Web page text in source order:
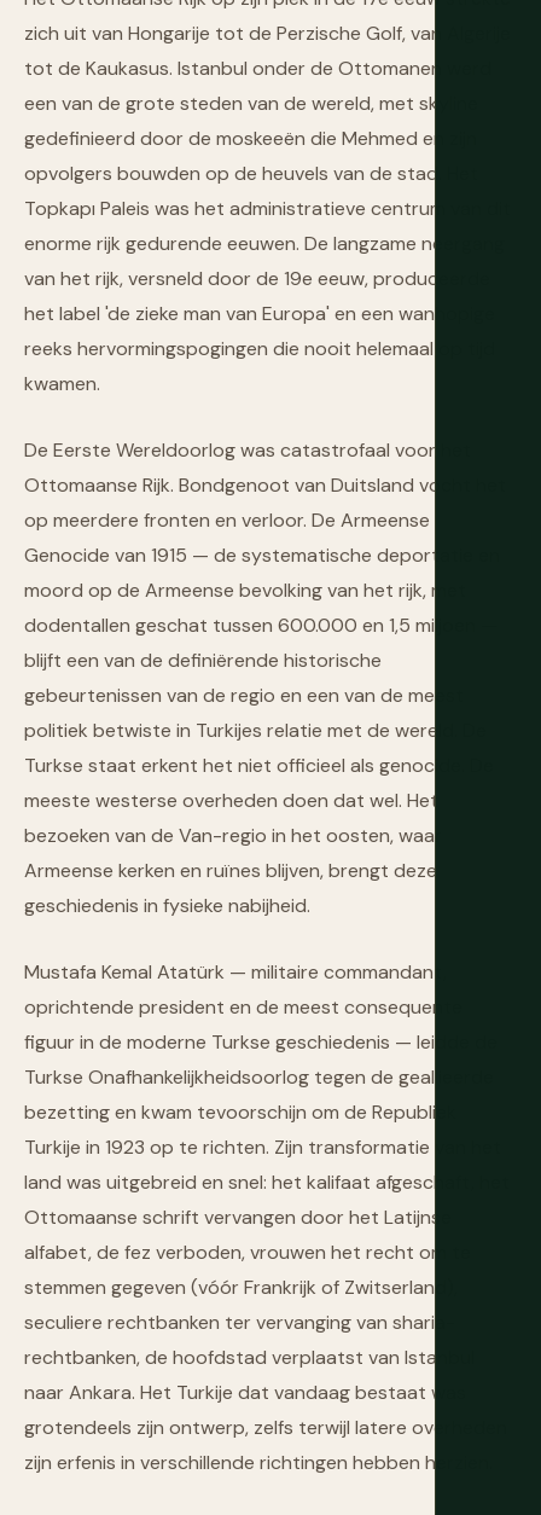
zich uit van Hongarije tot de Perzische Golf, van Algerije
tot de Kaukasus. Istanbul onder de Ottomanen werd
een van de grote steden van de wereld, met skyline
gedefinieerd door de moskeeën die Mehmed en zijn
opvolgers bouwden op de heuvels van de stad. Het
Topkapı Paleis was het administratieve centrum van dit
enorme rijk gedurende eeuwen. De langzame neergang
van het rijk, versneld door de 19e eeuw, produceerde
het label 'de zieke man van Europa' en een wanhopige
reeks hervormingspogingen die nooit helemaal op tijd
kwamen.
De Eerste Wereldoorlog was catastrofaal voor het
Ottomaanse Rijk. Bondgenoot van Duitsland vocht het
op meerdere fronten en verloor. De Armeense
Genocide van 1915 — de systematische deportatie en
moord op de Armeense bevolking van het rijk, met
dodentallen geschat tussen 600.000 en 1,5 miljoen —
blijft een van de definiërende historische
gebeurtenissen van de regio en een van de meest
politiek betwiste in Turkijes relatie met de wereld. De
Turkse staat erkent het niet officieel als genocide. De
meeste westerse overheden doen dat wel. Het
bezoeken van de Van-regio in het oosten, waar
Armeense kerken en ruïnes blijven, brengt deze
geschiedenis in fysieke nabijheid.
Mustafa Kemal Atatürk — militaire commandant,
oprichtende president en de meest consequente
figuur in de moderne Turkse geschiedenis — leidde de
Turkse Onafhankelijkheidsoorlog tegen de geallieerde
bezetting en kwam tevoorschijn om de Republiek
Turkije in 1923 op te richten. Zijn transformatie van het
land was uitgebreid en snel: het kalifaat afgeschaft, het
Ottomaanse schrift vervangen door het Latijnse
alfabet, de fez verboden, vrouwen het recht om te
stemmen gegeven (vóór Frankrijk of Zwitserland),
seculiere rechtbanken ter vervanging van sharia-
rechtbanken, de hoofdstad verplaatst van Istanbul
naar Ankara. Het Turkije dat vandaag bestaat was
grotendeels zijn ontwerp, zelfs terwijl latere overheden
zijn erfenis in verschillende richtingen hebben herzien.